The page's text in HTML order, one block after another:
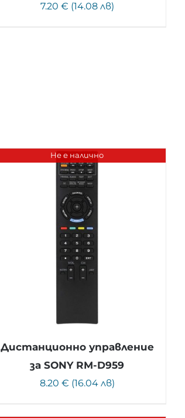
7.20 € (14.08 лв)
Не е налично
Дистанционно управление
за SONY RM-D959
8.20 € (16.04 лв)